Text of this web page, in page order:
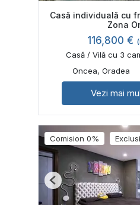
Casă individuală cu
Zona
116,800 €
Casă / Vilă cu 3
Oncea, Oradea
Vezi mai
Comision 0%
Previous